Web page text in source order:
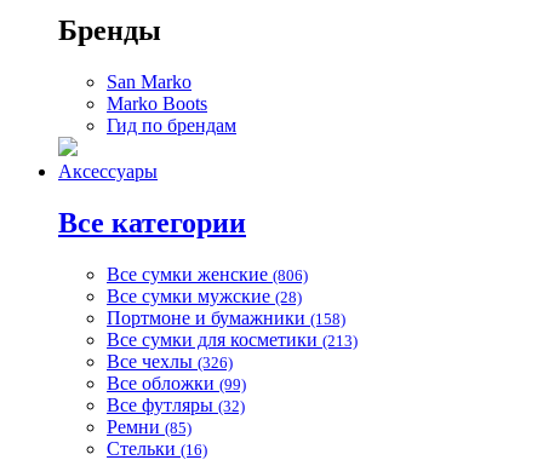
Бренды
San Marko
Marko Boots
Гид по брендам
Аксессуары
Все категории
Все сумки женские (806)
Все сумки мужские (28)
Портмоне и бумажники (158)
Все сумки для косметики (213)
Все чехлы (326)
Все обложки (99)
Все футляры (32)
Ремни (85)
Стельки (16)